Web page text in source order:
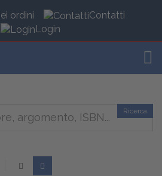
ordini
Contatti
Login
Ricerca